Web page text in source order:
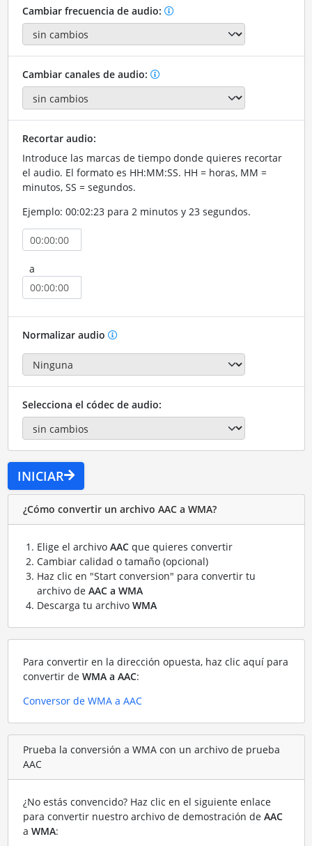
Cambiar frecuencia de audio:
Cambiar canales de audio:
Recortar audio:
Introduce las marcas de tiempo donde quieres recortar
el audio. El formato es HH:MM:SS. HH = horas, MM =
minutos, SS = segundos.
Ejemplo: 00:02:23 para 2 minutos y 23 segundos.
a
Normalizar audio
Selecciona el códec de audio:
INICIAR
¿Cómo convertir un archivo AAC a WMA?
Elige el archivo AACque quieres convertir
Cambiar calidad o tamaño (opcional)
Haz clic en "Start conversion" para convertir tu
archivo de AAC a WMA
Descarga tu archivo WMA
Para convertir en la dirección opuesta, haz clic aquí para
convertir de WMA a AAC:
Conversor de WMA a AAC
Prueba la conversión a WMA con un archivo de prueba
AAC
¿No estás convencido? Haz clic en el siguiente enlace
para convertir nuestro archivo de demostración de AAC
a WMA: